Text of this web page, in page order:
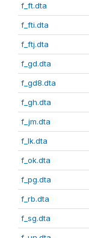
f_ft.dta
f_fti.dta
f_ftj.dta
f_gd.dta
f_gd8.dta
f_gh.dta
f_jm.dta
f_lk.dta
f_ok.dta
f_pg.dta
f_rb.dta
f_sg.dta